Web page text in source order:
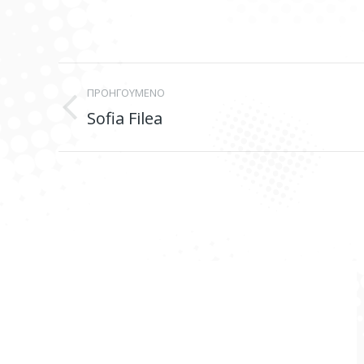
Project
navigation
ΠΡΟΗΓΟΥΜΕΝΟ
Previous
Sofia Filea